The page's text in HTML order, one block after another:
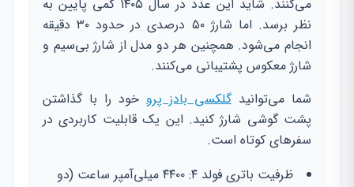
می‌کنند. شاید این عدد در سال ۱۴۰۵ کمی پایین به
نظر برسد. اما شارژ ۵۰ درصدی در حدود ۳۰ دقیقه
انجام می‌شود. همچنین هر دو مدل از شارژ بی‌سیم و
شارژ معکوس پشتیبانی می‌کنند.
شما می‌توانیدگلکسی بادز پرو خود را با گذاشتن
پشت گوشی شارژ کنید. این یک قابلیت کاربردی در
سفرهای کوتاه است.
ظرفیت باتری فولد ۴: ۴۴۰۰ میلی‌آمپر ساعت (دو